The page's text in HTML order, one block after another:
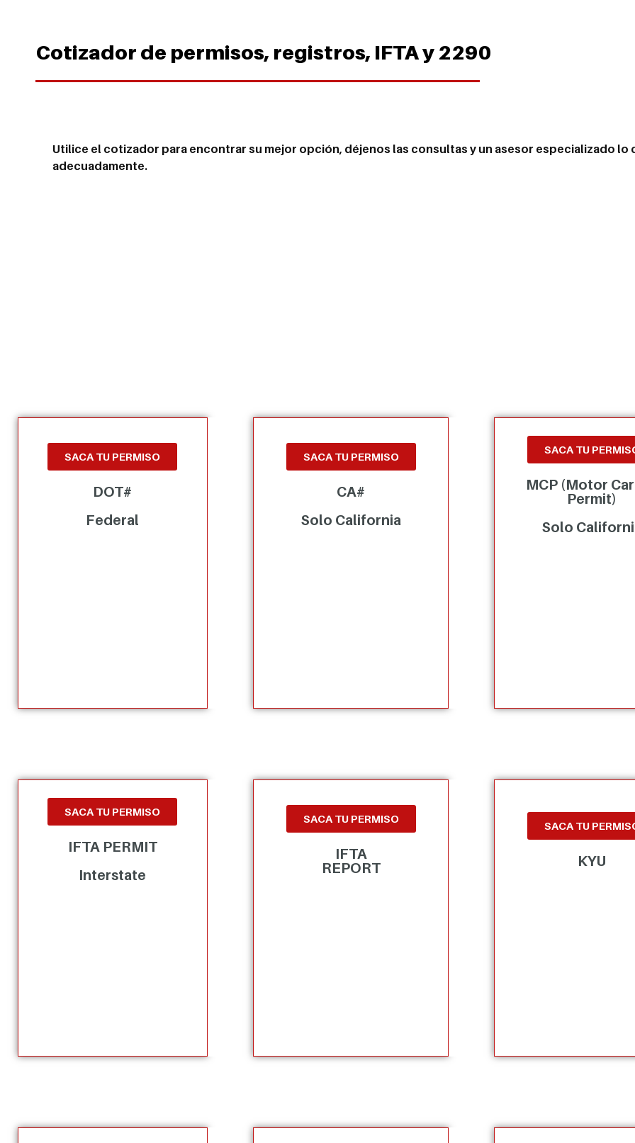
Cotizador de permisos, registros, IFTA y 2290
Utilice el cotizador para encontrar su mejor opción, déjenos las consultas y un asesor especializado
adecuadamente.
SACA TU PERMISO
DOT#
Federal
SACA TU PERMISO
CA#
Solo California
SACA TU
MCP (Motor
Permit)
Solo
SACA TU PERMISO
IFTA PERMIT
Interstate
SACA TU PERMISO
IFTA
REPORT
SACA TU
KYU